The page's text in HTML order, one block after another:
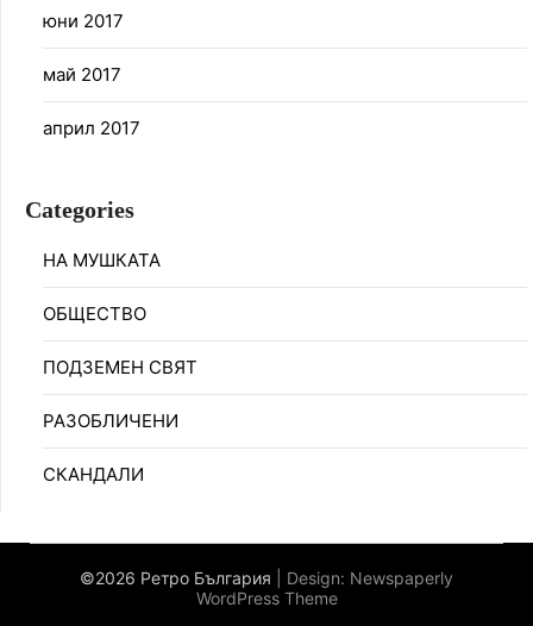
юни 2017
май 2017
април 2017
Categories
НА МУШКАТА
ОБЩЕСТВО
ПОДЗЕМЕН СВЯТ
РАЗОБЛИЧЕНИ
СКАНДАЛИ
©2026 Ретро България | Design: Newspaperly
WordPress Theme